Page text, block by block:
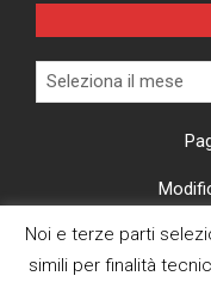
Archivi
CI
Noi e terze parti
simili per finalità